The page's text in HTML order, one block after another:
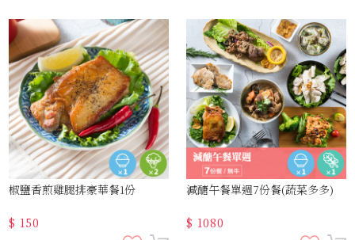
椒鹽香煎雞腿排豪華餐1份
$ 150
減醣午餐單週7份餐(蔬菜多多)
$ 1080